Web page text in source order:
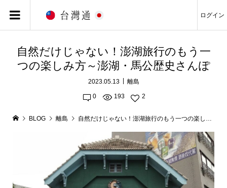
ログイン
自然だけじゃない！澎湖旅行のもう一
つの楽しみ方～澎湖・馬公歴史さんぽ
2023.05.13 離島
0 193 2
BLOG 離島 自然だけじゃない！澎湖旅行のもう一つの楽しみ方～澎湖・馬公歴史さんぽ